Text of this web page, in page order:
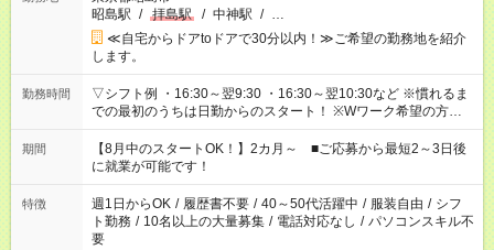
昭島駅 / 拝島駅 / 中神駅 / …
≪自宅からドアtoドアで30分以内！≫ご希望の勤務地を紹介
します。
勤務時間
▽シフト例 ・16:30～翌9:30 ・16:30～翌10:30など ※慣れるま
での最初のうちは日勤からのスタート！ ※Wワーク希望の方へ
複数就業の場合は、合計40時間以内。
期間
【8月中のスタートOK！】2カ月～ ■ご応募から最短2～3日後
に就業が可能です！
特徴 週1日からOK / 履歴書不要 / 40～50代活躍中 / 服装自由 / シフ
ト勤務 / 10名以上の大量募集 / 電話対応なし / パソコンスキル不
要